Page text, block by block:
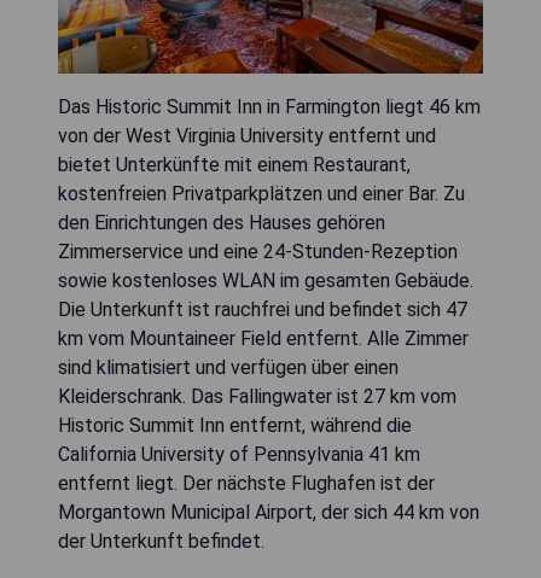
Das Historic Summit Inn in Farmington liegt 46 km
von der West Virginia University entfernt und
bietet Unterkünfte mit einem Restaurant,
kostenfreien Privatparkplätzen und einer Bar. Zu
den Einrichtungen des Hauses gehören
Zimmerservice und eine 24-Stunden-Rezeption
sowie kostenloses WLAN im gesamten Gebäude.
Die Unterkunft ist rauchfrei und befindet sich 47
km vom Mountaineer Field entfernt. Alle Zimmer
sind klimatisiert und verfügen über einen
Kleiderschrank. Das Fallingwater ist 27 km vom
Historic Summit Inn entfernt, während die
California University of Pennsylvania 41 km
entfernt liegt. Der nächste Flughafen ist der
Morgantown Municipal Airport, der sich 44 km von
der Unterkunft befindet.